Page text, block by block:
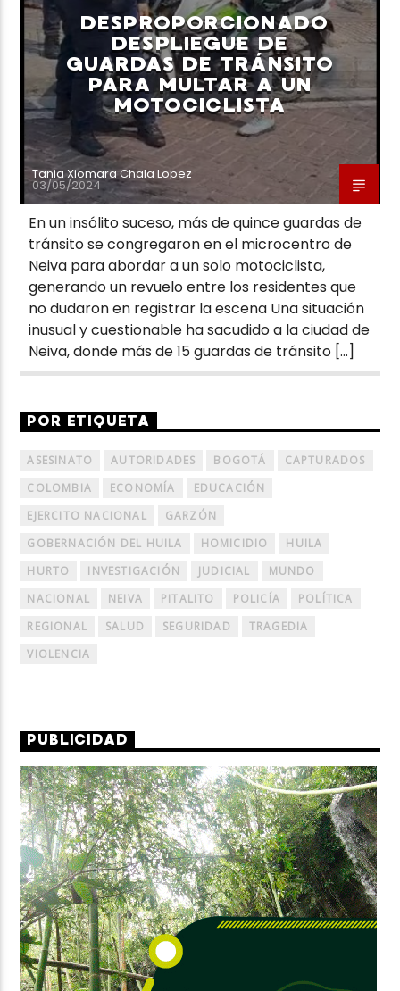
Neiva Estereo
DESPROPORCIONADO
DESPLIEGUE DE
GUARDAS DE TRÁNSITO
PARA MULTAR A UN
MOTOCICLISTA
Tania Xiomara Chala Lopez
03/05/2024
En un insólito suceso, más de quince guardas de
tránsito se congregaron en el microcentro de
Neiva para abordar a un solo motociclista,
generando un revuelo entre los residentes que
no dudaron en registrar la escena Una situación
inusual y cuestionable ha sacudido a la ciudad de
Neiva, donde más de 15 guardas de tránsito […]
POR ETIQUETA
ASESINATO AUTORIDADES BOGOTÁ
CAPTURADOS
COLOMBIA
ECONOMÍA
EDUCACIÓN
EJERCITO NACIONAL
GARZÓN
GOBERNACIÓN DEL HUILA
HOMICIDIO
HUILA
HURTO
INVESTIGACIÓN JUDICIAL
MUNDO
NACIONAL
NEIVA PITALITO POLICÍA
POLÍTICA
REGIONAL
SALUD SEGURIDAD
TRAGEDIA
VIOLENCIA
PUBLICIDAD